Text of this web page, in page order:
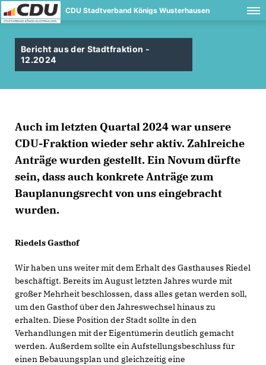
CDU Stadtverband Königs Wusterhausen
Bericht aus der Stadtfraktion -
12.2024
Auch im letzten Quartal 2024 war unsere
CDU-Fraktion wieder sehr aktiv. Zahlreiche
Anträge wurden gestellt. Ein Novum dürfte
sein, dass auch konkrete Anträge zum
Bauplanungsrecht von uns eingebracht
wurden.
Riedels Gasthof
Wir haben uns weiter mit dem Erhalt des Gasthauses Riedel
beschäftigt. Bereits im August letzten Jahres wurde mit
großer Mehrheit beschlossen, dass alles getan werden soll,
um den Gasthof über den Jahreswechsel hinaus zu
erhalten. Diese Position der Stadt sollte in den
Verhandlungen mit der Eigentümerin deutlich gemacht
werden. Außerdem sollte ein Aufstellungsbeschluss für
einen Bebauungsplan und gleichzeitig eine